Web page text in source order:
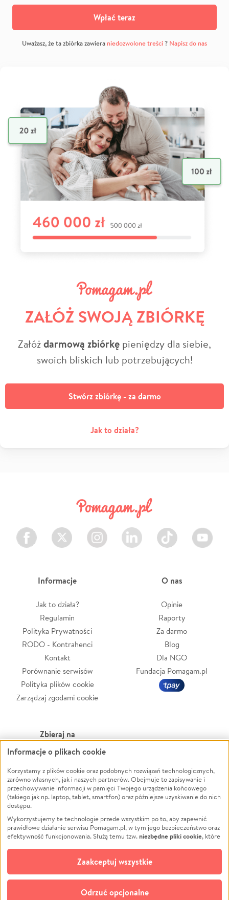
Wpłać teraz
Uważasz, że ta zbiórka zawiera niedozwolone treści? Napisz do nas
ZAŁÓŻ SWOJĄ ZBIÓRKĘ
Załóżdarmową zbiórkę pieniędzy dla siebie,
swoich bliskich lub potrzebujących!
Stwórz zbiórkę - za darmo
Jak to działa?
Facebook Twitter Instagram LinkedIn TikTok Youtube
Informacje
Jak to działa?
Regulamin
Polityka Prywatności
RODO - Kontrahenci
Kontakt
Porównanie serwisów
Polityka plików cookie
Zarządzaj zgodami cookie
O nas
Opinie
Raporty
Za darmo
Blog
Dla NGO
Fundacja Pomagam.pl
Zbieraj na
Leczenie
Zwierzęta
Pożar
Ukraina
Pomoc Finansowa
Projekty
Pogrzeb
Społeczność lokalna
Kultura
Powódź
Wichura
NGO
Edukacja
Podróż
Impreza
Ochrona środowiska
Biznes
Informacje o plikach cookie
Korzystamy z plików cookie oraz podobnych rozwiązań technologicznych,
zarówno własnych, jak i naszych partnerów. Obejmuje to zapisywanie i
przechowywanie informacji w pamięci Twojego urządzenia końcowego
(takiego jak np. laptop, tablet, smartfon) oraz późniejsze uzyskiwanie do nich
dostępu.
Wykorzystujemy te technologie przede wszystkim po to, aby zapewnić
prawidłowe działanie serwisu Pomagam.pl, w tym jego bezpieczeństwo oraz
efektywność funkcjonowania. Służą temu tzw.niezbędne pliki cookie, które
opcjonalnych plików cookie
technologii do celów analitycznych i retargetingowych. Możesz wyrazić
zgodę na ich stosowanie lub jej odmówić. W dowolnym momencie masz
możliwość zmiany swoich preferencji na stronie „Zarządzaj zgodami cookie”,
do której link znajdziesz w stopce serwisu Pomagam.pl. Opcjonalne pliki
Odrzuć opcjonalne
Zaakceptuj wszystkie